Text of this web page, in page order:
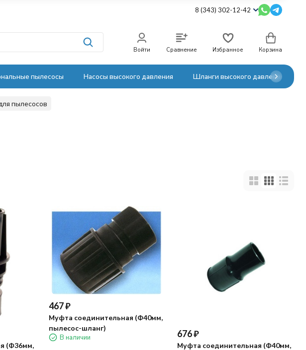
8 (343) 302-12-42
Войти Сравнение Избранное Корзина
пылесосы Насосы высокого давления Шланги высокого давления
пылесосов
(Ф36мм,
467₽
Муфта соединительная (Ф40мм,
пылесос-шланг)
В наличии 676₽
Муфта соединительная (Ф40мм,